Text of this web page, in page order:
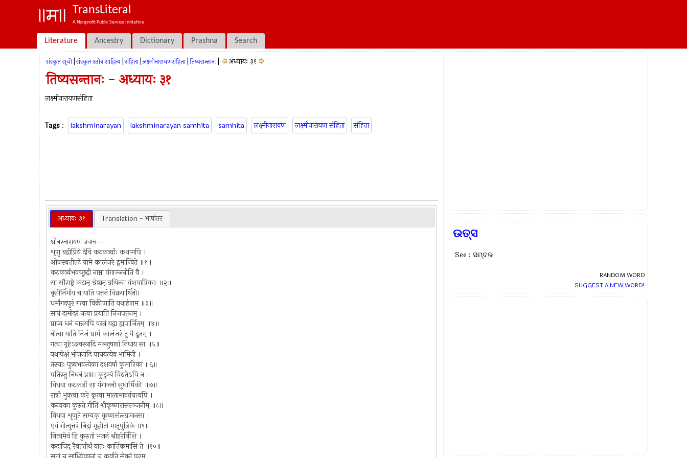
TransLiteral
A Nonprofit Public Service Initiative.
Literature Ancestry Dictionary Prashna Search
संस्कृत सूची संस्कृत स्तोत्र साहित्य संहिता लक्ष्मीनारायणसंहिता तिष्यसन्तानः अध्यायः ३१
तिष्यसन्तानः - अध्यायः ३१
लक्ष्मीनारायणसंहिता
Tags : lakshminarayan lakshminarayan samhita samhita लक्ष्मीनारायण लक्ष्मीनारायण संहिता संहिता
अध्यायः ३१ Translation - भाषांतर
श्रीनरनारायण उवाच—
शृणु बद्रीप्रिये देवि कटकर्त्र्याः कथामपि ।
ओजस्वतीतटे ग्रामे कालंजरे द्रुमान्विते ॥१॥
कटकर्त्र्यभवच्छूद्री नाम्ना गंगाञ्जनीति वै ।
सा सौराष्ट्रे कटान् श्रेष्ठान् ग्रथित्वा वंशपात्रिकाः ॥२॥
बृसीर्निर्माय च याति पत्तनं विक्रयार्थिनी।
धर्मांगदपुरं गत्वा विक्रीणाति यथार्हणम ॥३॥
सायं दामोदरं नत्वा प्रयाति निजपत्तनम् ।
प्राप्य धनं चान्नमपि वस्त्रं यद्वा ह्यपार्जितम् ॥४॥
नीत्वा याति निजं ग्रामं कालंजरं तु वै द्रुतम् ।
गत्वा गृहेऽन्नवस्त्रादि मञ्जुषायां निधाय सा ॥५॥
यथापेक्षं भोजनादि पाचयत्येव भामिनी ।
तस्याः पुत्र्यभवत्त्वेका दशवर्षा कुमारिका ॥६॥
पतिस्तु निधनं प्राप्तः कुटुम्बं विद्यतेऽपि न ।
विधवा कटकर्त्री सा गंगाजनी सुधार्मिकी ॥७॥
रात्रौ भुक्त्वा करे कृत्वा मालामावर्त्तयत्यपि ।
कन्यका कुरुते गीतिं श्रीकृष्णरासरञ्जनीम् ॥८॥
विधवा शृणुते सम्यक् कृष्णसंलग्नमानसा ।
एवं गीत्युत्तरं निद्रां गृह्णीतो मातृपुत्रिके ॥९॥
नित्यमेवं हि कुरुतो भजनं श्रीहरेर्निशि ।
कदाचिद् रैवततीर्थं यातः कार्तिकमासि ते ॥१०॥
ଉତ୍ସ
See : ସମ୍ବଳ
RANDOM WORD
SUGGEST A NEW WORD!